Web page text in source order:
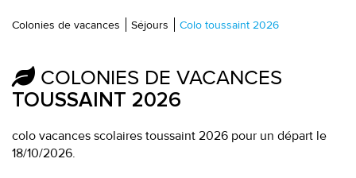
Colonies de vacances Séjours Colo toussaint 2026
COLONIES DE VACANCES
TOUSSAINT 2026
colo vacances scolaires toussaint 2026 pour un départ le
18/10/2026.